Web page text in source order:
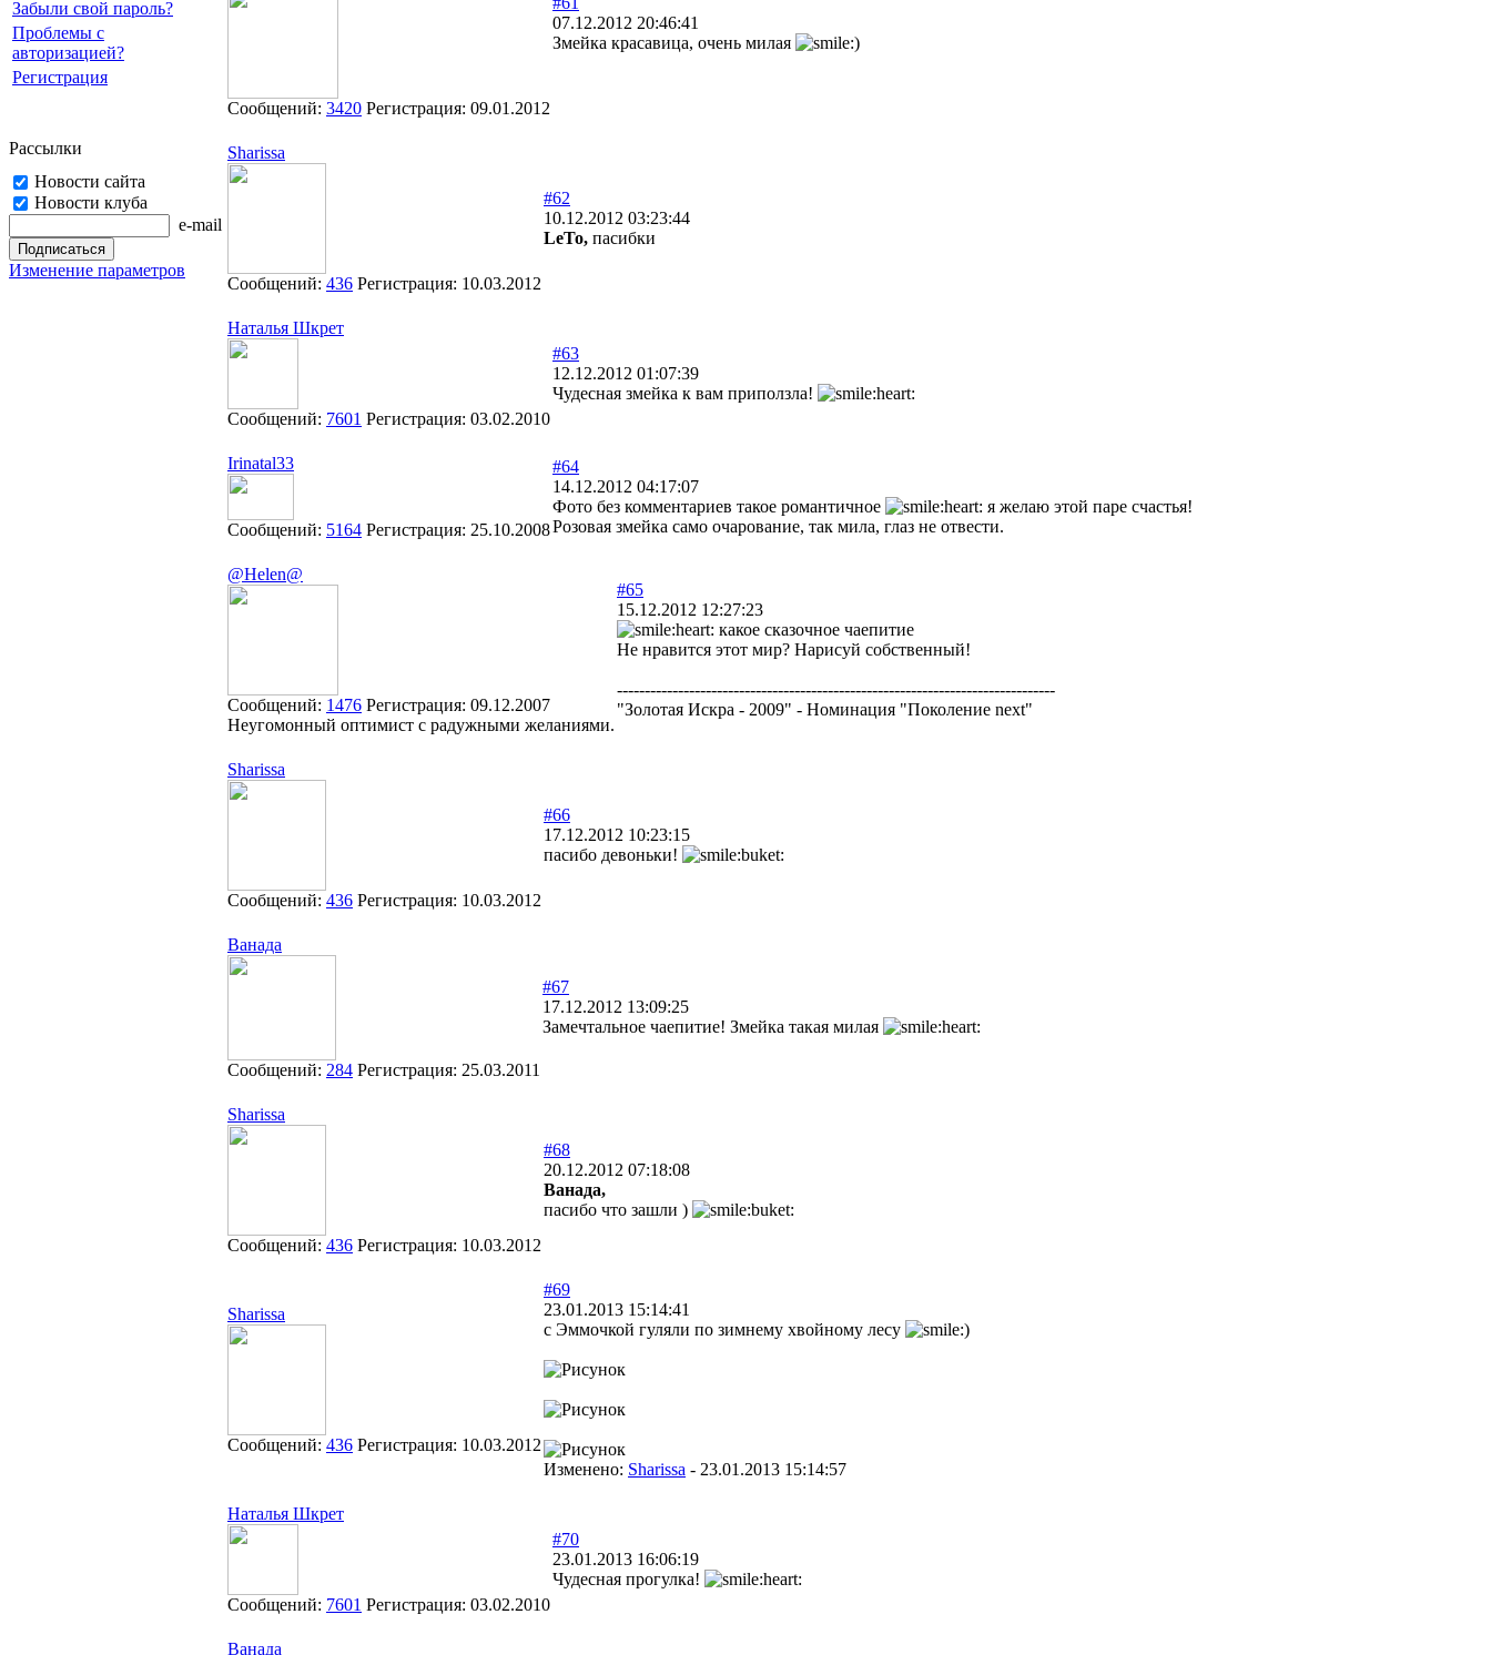
Забыли свой пароль?
Проблемы с
авторизацией?
Регистрация
Рассылки
Новости сайта
Новости клуба
e-mail
Изменение параметров
Сообщений: 3420 Регистрация: 09.01.2012
07.12.2012 20:46:41
Змейка красавица, очень милая
Sharissa
Сообщений: 436 Регистрация: 10.03.2012
#62
10.12.2012 03:23:44
LeTo, пасибки
Наталья Шкрет
Сообщений: 7601 Регистрация: 03.02.2010
#63
12.12.2012 01:07:39
Чудесная змейка к вам приползла!
Irinatal33
Сообщений: 5164 Регистрация: 25.10.2008
#64
14.12.2012 04:17:07
Фото без комментариев такое романтичное
я желаю этой паре счастья!
Розовая змейка само очарование, так мила, глаз не отвести.
@Helen@
Сообщений: 1476 Регистрация: 09.12.2007
Неугомонный оптимист с радужными желаниями.
#65
15.12.2012 12:27:23
какое сказочное чаепитие
Не нравится этот мир? Нарисуй собственный!
-------------------------------------------------------------------------------
"Золотая Искра - 2009" - Номинация "Поколение next"
Sharissa
Сообщений: 436 Регистрация: 10.03.2012
#66
17.12.2012 10:23:15
пасибо девоньки!
Ванада
Сообщений: 284 Регистрация: 25.03.2011
#67
17.12.2012 13:09:25
Замечтальное чаепитие! Змейка такая милая
Sharissa
Сообщений: 436 Регистрация: 10.03.2012
#68
20.12.2012 07:18:08
Ванада,
пасибо что зашли )
Sharissa
Сообщений: 436 Регистрация: 10.03.2012
#69
23.01.2013 15:14:41
с Эммочкой гуляли по зимнему хвойному лесу
Изменено: Sharissa - 23.01.2013 15:14:57
Наталья Шкрет
Сообщений: 7601 Регистрация: 03.02.2010
#70
23.01.2013 16:06:19
Чудесная прогулка!
Ванада